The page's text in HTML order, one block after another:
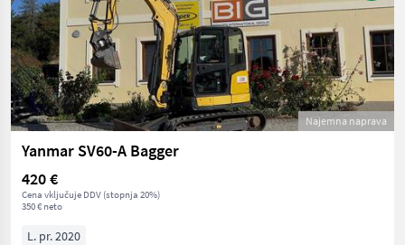
Najemna naprava
Yanmar SV60-A Bagger
420 €
Cena vključuje DDV (stopnja 20%)
350 € neto
L. pr. 2020